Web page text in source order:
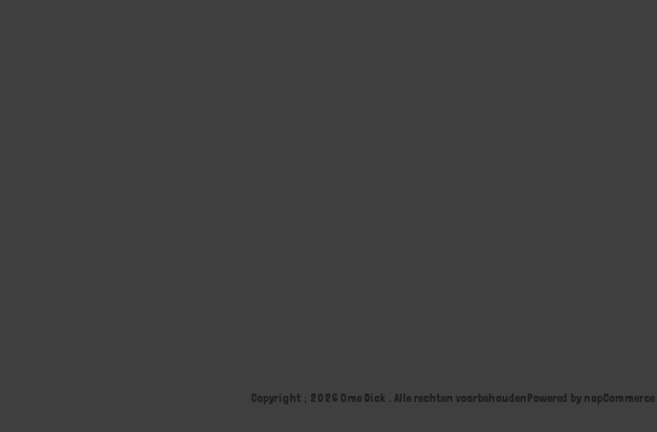
Copyright ; 2026 Ome Dick . Alle rechten voorbehoudenPowered by nopCommerce